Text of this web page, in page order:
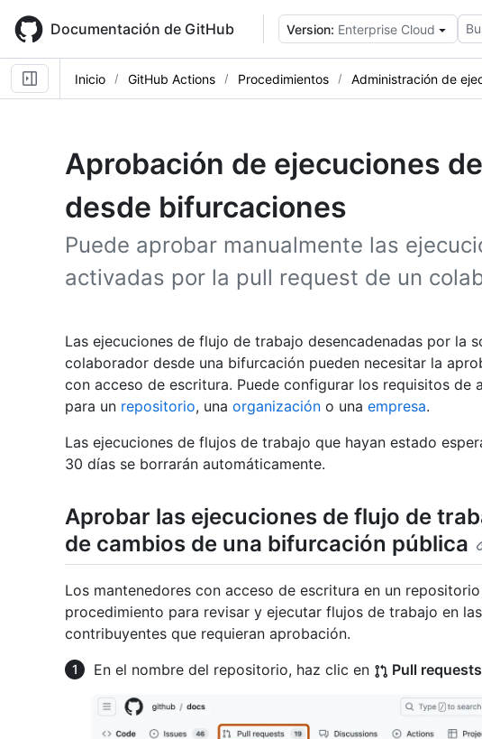
main
content
Documentación de GitHub Version: Enterprise Cloud
Inicio GitHub Actions Procedimientos Administración de
Aprobación de ejecuciones
desde bifurcaciones
Puede aprobar manualmente las
activadas por la pull request de un
Las ejecuciones de flujo de trabajo desencadenadas por la
colaborador desde una bifurcación pueden necesitar la
con acceso de escritura. Puede configurar los requisitos de
para un repositorio, una organización o una empresa.
Las ejecuciones de flujos de trabajo que hayan estado
30 días se borrarán automáticamente.
Aprobar las ejecuciones de flujo de
de cambios de una bifurcación pública
Los mantenedores con acceso de escritura en un
procedimiento para revisar y ejecutar flujos de trabajo en
contribuyentes que requieran aprobación.
En el nombre del repositorio, haz clic en
Pull requests